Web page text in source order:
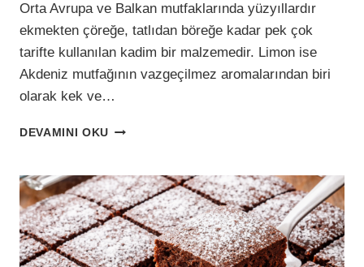
Orta Avrupa ve Balkan mutfaklarında yüzyıllardır
ekmekten çöreğe, tatlıdan böreğe kadar pek çok
tarifte kullanılan kadim bir malzemedir. Limon ise
Akdeniz mutfağının vazgeçilmez aromalarından biri
olarak kek ve…
DEVAMINI OKU HAŞHAŞLI